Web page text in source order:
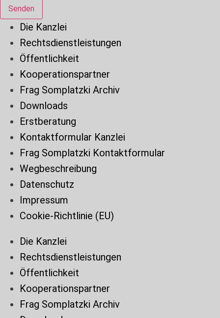
Senden
Die Kanzlei
Rechtsdienstleistungen
Öffentlichkeit
Kooperationspartner
Frag Somplatzki Archiv
Downloads
Erstberatung
Kontaktformular Kanzlei
Frag Somplatzki Kontaktformular
Wegbeschreibung
Datenschutz
Impressum
Cookie-Richtlinie (EU)
Die Kanzlei
Rechtsdienstleistungen
Öffentlichkeit
Kooperationspartner
Frag Somplatzki Archiv